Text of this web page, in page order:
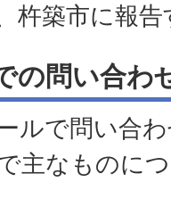
杵築市に報
の問い合わ
ルで問い合
主なものに